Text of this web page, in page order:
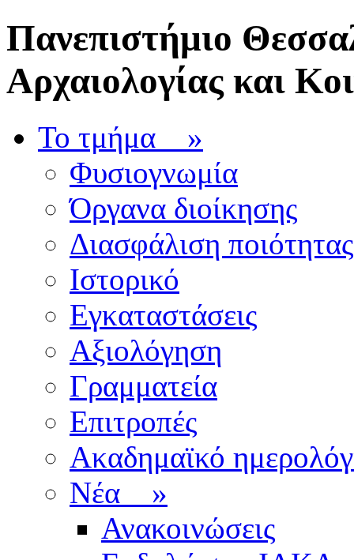
Πανεπιστήμιο
Αρχαιολογίας και
Το τμήμα »
Φυσιογνωμία
Όργανα διοίκησης
Διασφάλιση ποιότητας
Ιστορικό
Εγκαταστάσεις
Αξιολόγηση
Γραμματεία
Επιτροπές
Ακαδημαϊκό
Νέα »
Ανακοινώσεις